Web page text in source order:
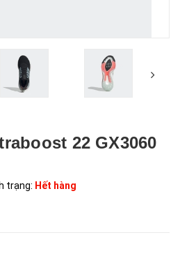
22 GX3060
trạng: Hết hàng